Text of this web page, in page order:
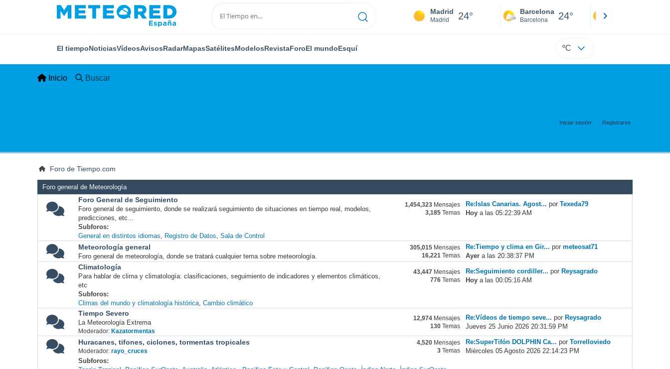
Madrid
Madrid 24° Barcelona
Barcelona 24°
El tiempoNoticiasVídeosAvisosRadarMapasSatélitesModelosRevistaForoEl mundoEsquí ºC
Inicio Buscar
Iniciar sesión Registrarse
Foro de Tiempo.com
Foro general de Meteorología
Foro General de Seguimiento
Foro general de seguimiento, donde se realizará seguimiento de situaciones en tiempo real, modelos,
predicciones, etc...
1,454,323 Mensajes
3,185 Temas
Re:Islas Canarias. Agost... porTexeda79
Hoy a las 05:22:39 AM
Subforos
General en distintos idiomas
Registro de Datos Sala de Control
Meteorología general
Foro general de meteorología, donde se tratará cualquier tema sobre meteorología.
305,015 Mensajes
16,221 Temas
Re:Tiempo y clima en Gir... pormeteosat71
Ayer a las 20:38:37 PM
Climatología
Para hablar de clima y climatología: clasificaciones, seguimiento de indicadores y elementos climáticos,
etc
43,447 Mensajes
776 Temas
Re:Seguimiento cordiller... por Reysagrado
Hoy a las 00:05:16 AM
Subforos
Climas del mundo y climatología histórica Cambio climático
Tiempo Severo
La Meteorología Extrema
Moderador: Kazatormentas
12,974 Mensajes
130 Temas
Re:Vídeos de tiempo seve... porReysagrado
Jueves 25 Junio 2026 20:31:59 PM
Huracanes, tifones, ciclones, tormentas tropicales
Moderador: rayo_cruces
4,520 Mensajes
3 Temas
Re:SuperTifón DOLPHIN Ca... porTorrelloviedo
Miércoles 05 Agosto 2026 22:14:23 PM
Subforos